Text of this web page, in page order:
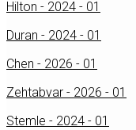
Hilton - 2024 - 01
Duran - 2024 - 01
Chen - 2026 - 01
Zehtabvar - 2026 - 01
Stemle - 2024 - 01